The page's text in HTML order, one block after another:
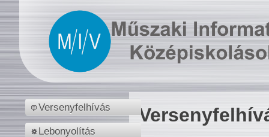
Versenyfelhívás
Lebonyolítás